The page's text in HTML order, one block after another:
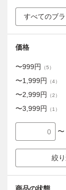
すべてのブ
価格
〜999円 （5）
〜1,999円 （4）
〜2,999円 （2）
〜3,999円 （1 ）
〜
絞